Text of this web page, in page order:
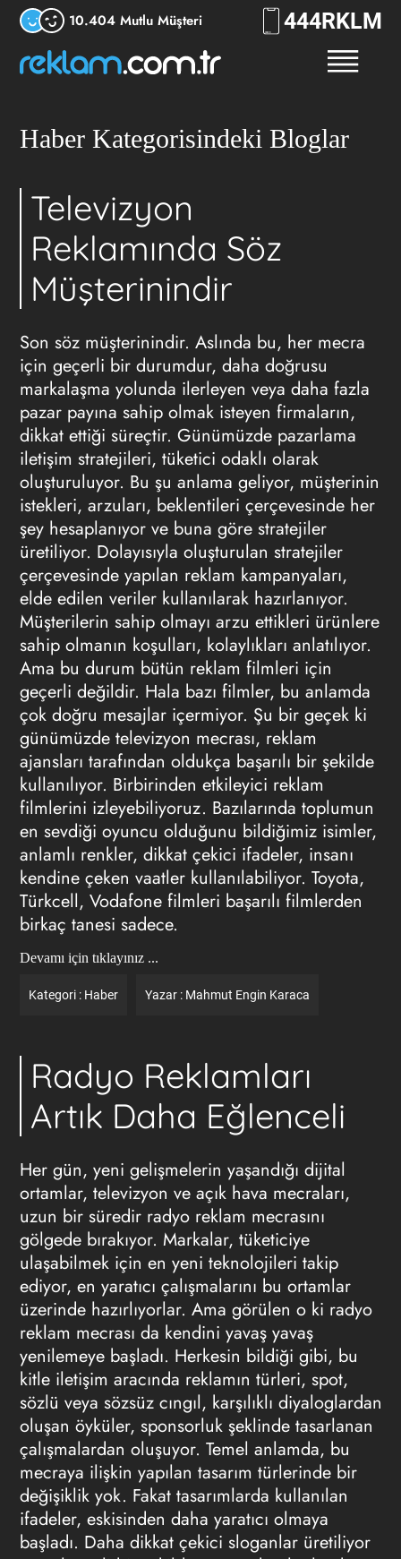
10.404 Mutlu Müşteri 4447556
Haber Kategorisindeki Bloglar
Televizyon
Reklamında Söz
Müşterinindir
Son söz müşterinindir. Aslında bu, her mecra
için geçerli bir durumdur, daha doğrusu
markalaşma yolunda ilerleyen veya daha fazla
pazar payına sahip olmak isteyen firmaların,
dikkat ettiği süreçtir. Günümüzde pazarlama
iletişim stratejileri, tüketici odaklı olarak
oluşturuluyor. Bu şu anlama geliyor, müşterinin
istekleri, arzuları, beklentileri çerçevesinde her
şey hesaplanıyor ve buna göre stratejiler
üretiliyor. Dolayısıyla oluşturulan stratejiler
çerçevesinde yapılan reklam kampanyaları,
elde edilen veriler kullanılarak hazırlanıyor.
Müşterilerin sahip olmayı arzu ettikleri ürünlere
sahip olmanın koşulları, kolaylıkları anlatılıyor.
Ama bu durum bütün reklam filmleri için
geçerli değildir. Hala bazı filmler, bu anlamda
çok doğru mesajlar içermiyor. Şu bir geçek ki
günümüzde televizyon mecrası, reklam
ajansları tarafından oldukça başarılı bir şekilde
kullanılıyor. Birbirinden etkileyici reklam
filmlerini izleyebiliyoruz. Bazılarında toplumun
en sevdiği oyuncu olduğunu bildiğimiz isimler,
anlamlı renkler, dikkat çekici ifadeler, insanı
kendine çeken vaatler kullanılabiliyor. Toyota,
Türkcell, Vodafone filmleri başarılı filmlerden
birkaç tanesi sadece.
Devamı için tıklayınız ...
Kategori : Haber Yazar : Mahmut Engin Karaca
Radyo Reklamları
Artık Daha Eğlenceli
Her gün, yeni gelişmelerin yaşandığı dijital
ortamlar, televizyon ve açık hava mecraları,
uzun bir süredir radyo reklam mecrasını
gölgede bırakıyor. Markalar, tüketiciye
ulaşabilmek için en yeni teknolojileri takip
ediyor, en yaratıcı çalışmalarını bu ortamlar
üzerinde hazırlıyorlar. Ama görülen o ki radyo
reklam mecrası da kendini yavaş yavaş
yenilemeye başladı. Herkesin bildiği gibi, bu
kitle iletişim aracında reklamın türleri, spot,
sözlü veya sözsüz cıngıl, karşılıklı diyaloglardan
oluşan öyküler, sponsorluk şeklinde tasarlanan
çalışmalardan oluşuyor. Temel anlamda, bu
mecraya ilişkin yapılan tasarım türlerinde bir
değişiklik yok. Fakat tasarımlarda kullanılan
ifadeler, eskisinden daha yaratıcı olmaya
başladı. Daha dikkat çekici sloganlar üretiliyor